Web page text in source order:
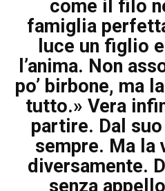
come il filo
famiglia
luce un figlio
l’anima. Non
po’ birbone, ma
tutto.» Vera
partire. Dal
sempre. Ma la
diversamente.
senza